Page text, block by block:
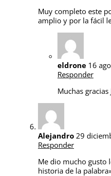
Muy completo este
amplio y por la fácil
eldrone 16
Responder
Muchas gracias
Alejandro 29
Responder
Me dio mucho gusto
historia de la